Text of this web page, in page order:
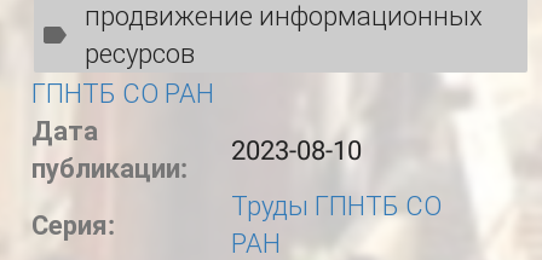
продвижение информационных
ресурсов
ГПНТБ СО РАН
Дата
публикации:
2023-08-10
Серия:
Труды ГПНТБ СО
РАН